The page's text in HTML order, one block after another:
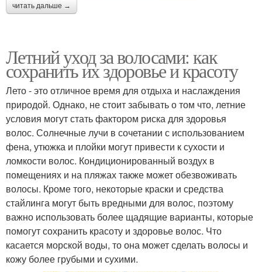
читать дальше →
Летний уход за волосами: как
сохранить их здоровье и красоту
Лето - это отличное время для отдыха и наслаждения
природой. Однако, не стоит забывать о том что, летние
условия могут стать фактором риска для здоровья
волос. Солнечные лучи в сочетании с использованием
фена, утюжка и плойки могут привести к сухости и
ломкости волос. Кондиционированный воздух в
помещениях и на пляжах также может обезвоживать
волосы. Кроме того, некоторые краски и средства
стайлинга могут быть вредными для волос, поэтому
важно использовать более щадящие варианты, которые
помогут сохранить красоту и здоровье волос. Что
касается морской воды, то она может сделать волосы и
кожу более грубыми и сухими.